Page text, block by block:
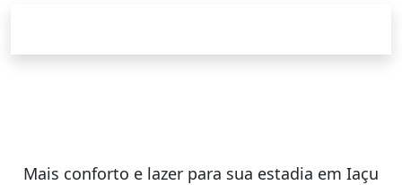
Mais conforto e lazer para sua estadia em Iaçu